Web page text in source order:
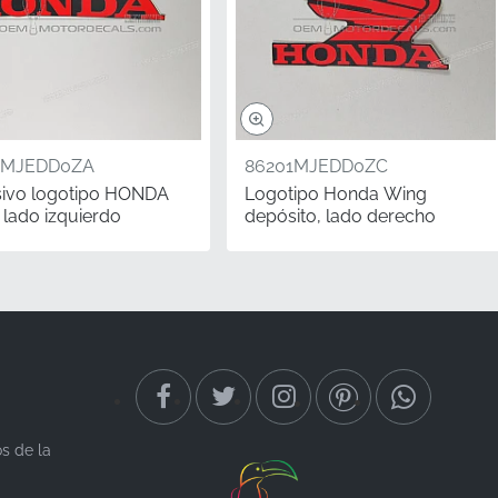
a los contornos
posición sentada
logotipo HONDA
izquierdo
86201MJEDD0ZC
Logotipo Honda Wing
depósito, lado derecho
de la